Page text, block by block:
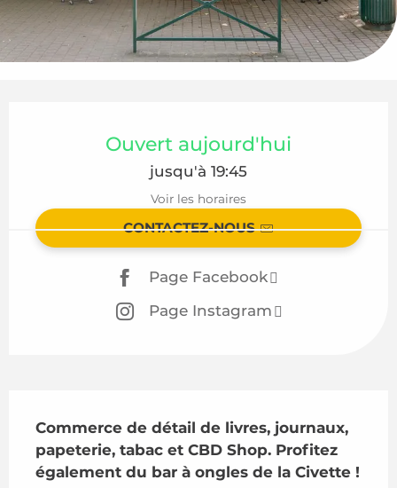
Ouvert aujourd'hui
jusqu'à 19:45
Voir les horaires
CONTACTEZ-NOUS
Page Facebook
Page Instagram
Commerce de détail de livres, journaux,
papeterie, tabac et CBD Shop. Profitez
également du bar à ongles de la Civette !